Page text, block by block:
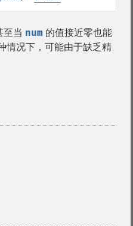
至当 num 的值接近零也能
情况下，可能由于缺乏精